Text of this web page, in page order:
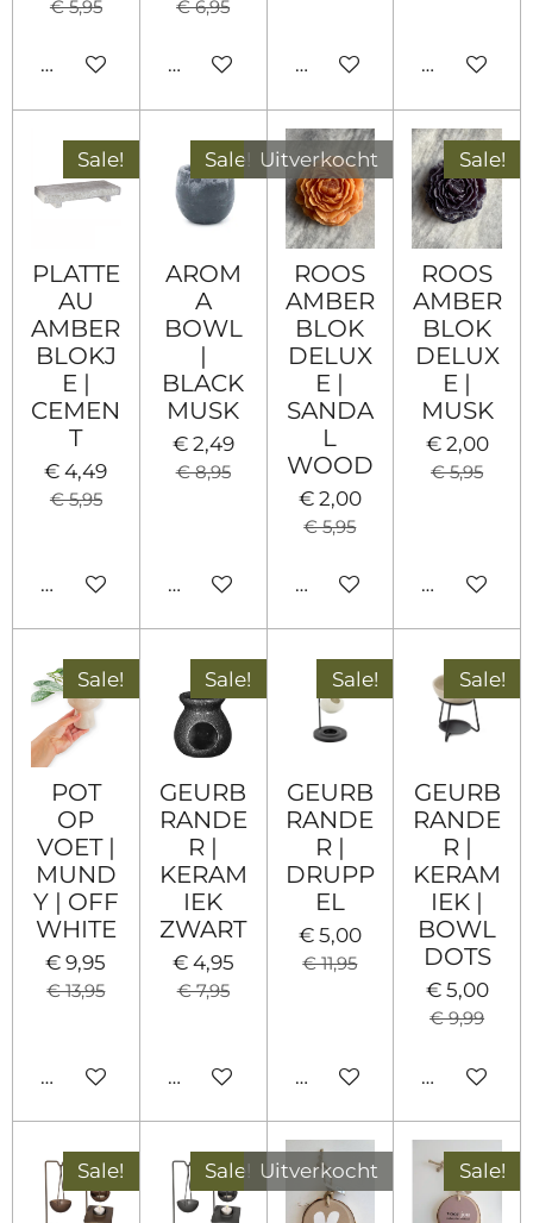
€ 5,95
In winkelwagen
€ 6,95
In winkelwagenHoud mij op de hoogte
In
Sale!
PLATTE
AU
AMBER
BLOKJ
E |
CEMEN
T
€ 4,49
€ 5,95
In winkelwagen
Sale!
AROM
A
BOWL
|
BLACK
MUSK
€ 2,49
€ 8,95
In winkelwagen
Uitverkocht
ROOS
AMBER
BLOK
DELUX
E |
SANDA
L
WOOD
€ 2,00
€ 5,95
Houd mij op de hoogte
Sale!
ROOS
AMBER
BLOK
DELUX
E |
MUSK
€ 2,00
€ 5,95
In
Sale!
POT
OP
VOET |
MUND
Y | OFF
WHITE
€ 9,95
€ 13,95
In winkelwagen
Sale!
GEURB
RANDE
R |
KERAM
IEK
ZWART
€ 4,95
€ 7,95
In winkelwagen
Sale!
GEURB
RANDE
R |
DRUPP
EL
€ 5,00
€ 11,95
In winkelwagen
Sale!
GEURB
RANDE
R |
KERAM
IEK |
BOWL
DOTS
€ 5,00
€ 9,99
In
Sale! Sale! Uitverkocht Sale!